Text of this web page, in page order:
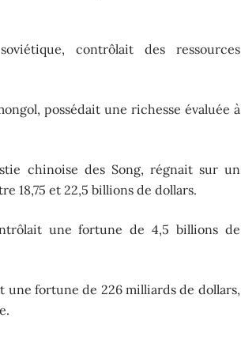
contrôlait des ressources
possédait une richesse évaluée à
chinoise des Song, régnait sur un
18,75 et 22,5 billions de dollars.
une fortune de 4,5 billions de
une fortune de 226 milliards de dollars,